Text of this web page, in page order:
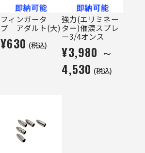
フィンガータ
ブ アダルト(大)
¥630 (税込)
強力(エリミネー
ター)催涙スプレ
ー3/4オンス
¥3,980 ～
4,530 (税込)